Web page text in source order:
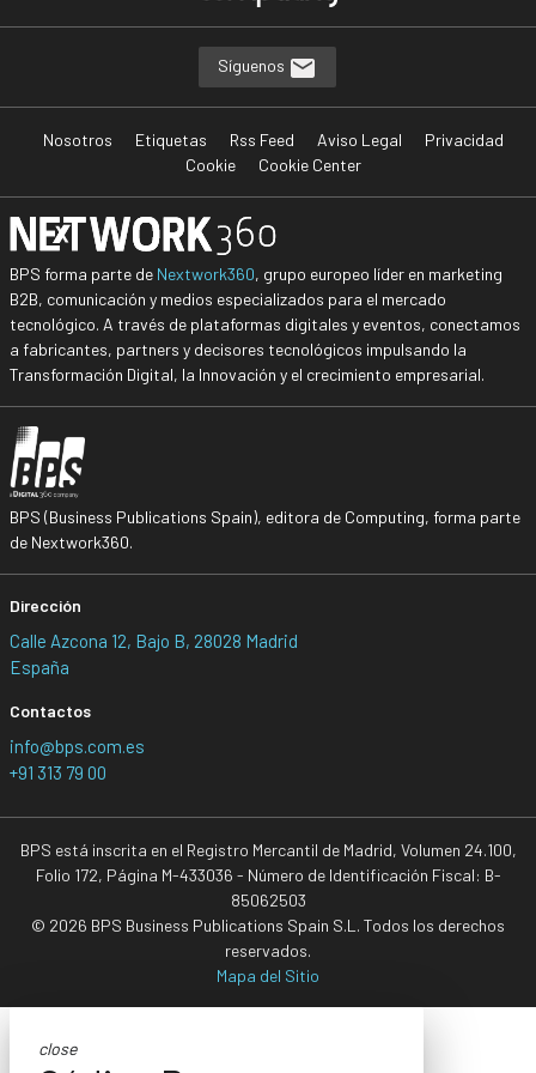
Síguenos
Nosotros Etiquetas Rss Feed Aviso Legal
Privacidad
Cookie
Cookie Center
BPS forma parte de Nextwork360, grupo europeo líder en marketing
B2B, comunicación y medios especializados para el mercado
tecnológico. A través de plataformas digitales y eventos, conectamos
a fabricantes, partners y decisores tecnológicos impulsando la
Transformación Digital, la Innovación y el crecimiento empresarial.
BPS (Business Publications Spain), editora de Computing, forma parte
de Nextwork360.
Dirección
Calle Azcona 12, Bajo B, 28028 Madrid
España
Contactos
info@bps.com.es
+91 313 79 00
BPS está inscrita en el Registro Mercantil de Madrid, Volumen 24.100,
Folio 172, Página M-433036 - Número de Identificación Fiscal: B-
85062503
© 2026 BPS Business Publications Spain S.L. Todos los derechos
reservados.
Mapa del Sitio
close